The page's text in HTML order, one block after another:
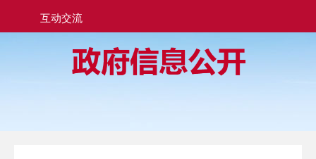
互动交流